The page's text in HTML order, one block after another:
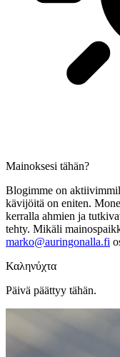
Mainoksesi tähän?
Blogimme on
kävijöitä on eniten.
kerralla ahmien ja
tehty. Mikäli
marko@auringonalla.fi
Καληνύχτα
Päivä päättyy tähän.